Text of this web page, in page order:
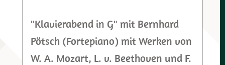
"Klavierabend in G" mit Bernhard
Pötsch (Fortepiano) mit Werken von
W. A. Mozart, L. v. Beethoven und F.